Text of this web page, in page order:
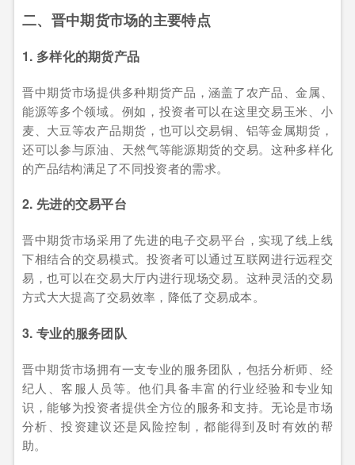
二、晋中期货市场的主要特点
1. 多样化的期货产品
晋中期货市场提供多种期货产品，涵盖了农产品、金属、
能源等多个领域。例如，投资者可以在这里交易玉米、小
麦、大豆等农产品期货，也可以交易铜、铝等金属期货，
还可以参与原油、天然气等能源期货的交易。这种多样化
的产品结构满足了不同投资者的需求。
2. 先进的交易平台
晋中期货市场采用了先进的电子交易平台，实现了线上线
下相结合的交易模式。投资者可以通过互联网进行远程交
易，也可以在交易大厅内进行现场交易。这种灵活的交易
方式大大提高了交易效率，降低了交易成本。
3. 专业的服务团队
晋中期货市场拥有一支专业的服务团队，包括分析师、经
纪人、客服人员等。他们具备丰富的行业经验和专业知
识，能够为投资者提供全方位的服务和支持。无论是市场
分析、投资建议还是风险控制，都能得到及时有效的帮
助。